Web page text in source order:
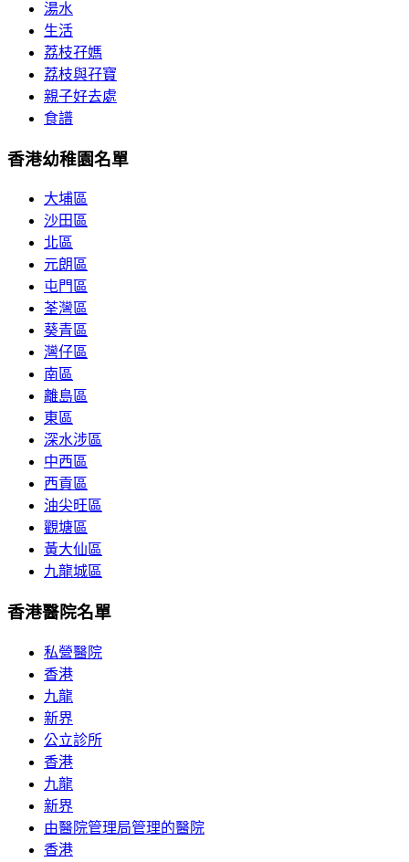
湯水
生活
荔枝孖媽
荔枝與孖寶
親子好去處
食譜
香港幼稚園名單
大埔區
沙田區
北區
元朗區
屯門區
荃灣區
葵青區
灣仔區
南區
離島區
東區
深水涉區
中西區
西貢區
油尖旺區
觀塘區
黃大仙區
九龍城區
香港醫院名單
私營醫院
香港
九龍
新界
公立診所
香港
九龍
新界
由醫院管理局管理的醫院
香港